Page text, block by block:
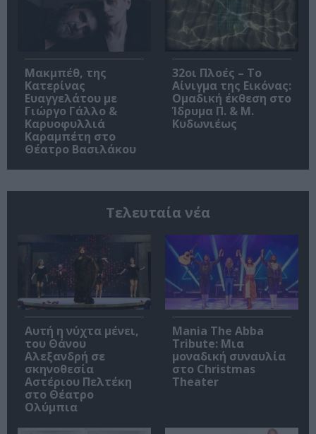
Μακμπέθ, της
Κατερίνας
Ευαγγελάτου με
Γιώργο Γάλλο &
Καρυοφυλλιά
Καραμπέτη στο
Θέατρο Βασιλάκου
32οι Πλοές – Το
Αίνιγμα της Εικόνας:
Ομαδική έκθεση στο
Ίδρυμα Π. & Μ.
Κυδωνιέως
Τελευταία νέα
Αυτή η νύχτα μένει,
του Θάνου
Αλεξανδρή σε
σκηνοθεσία
Αστέριου Πελτέκη
στο Θέατρο
Ολύμπια
Mania The Abba
Tribute: Μια
μοναδική συναυλία
στο Christmas
Theater